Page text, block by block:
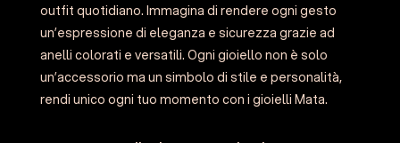
outfit quotidiano. Immagina di rendere ogni gesto
un’espressione di eleganza e sicurezza grazie ad
anelli colorati e versatili. Ogni gioiello non è solo
un’accessorio ma un simbolo di stile e personalità,
rendi unico ogni tuo momento con i gioielli Mata.